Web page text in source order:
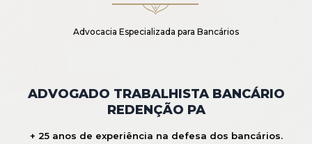
Advocacia Especializada para Bancários
ADVOGADO TRABALHISTA BANCÁRIO
REDENÇÃO PA
+ 25 anos de experiência na defesa dos bancários.